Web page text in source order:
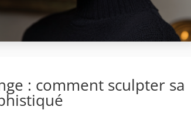
: comment sculpter sa